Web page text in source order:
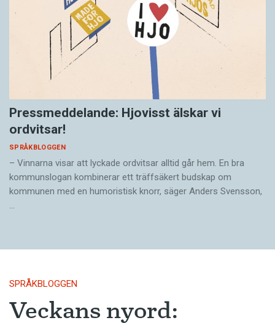
Pressmeddelande: Hjovisst älskar vi
ordvitsar!
SPRÅKBLOGGEN
– Vinnarna visar att lyckade ordvitsar alltid går hem. En bra
kommunslogan kombinerar ett träffsäkert budskap om
kommunen med en humoristisk knorr, säger Anders Svensson,
…
SPRÅKBLOGGEN
Veckans nyord: